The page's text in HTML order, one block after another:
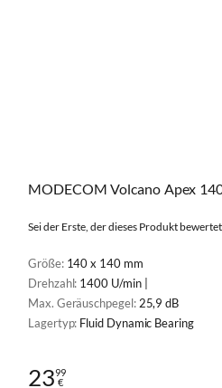
MODECOM Volcano Apex
Sei der Erste, der dieses Produkt bewertet
Größe: 140 x 140 mm
Drehzahl: 1400 U/min |
Max. Geräuschpegel: 25,9 dB
Lagertyp: Fluid Dynamic Bearing
2399
€